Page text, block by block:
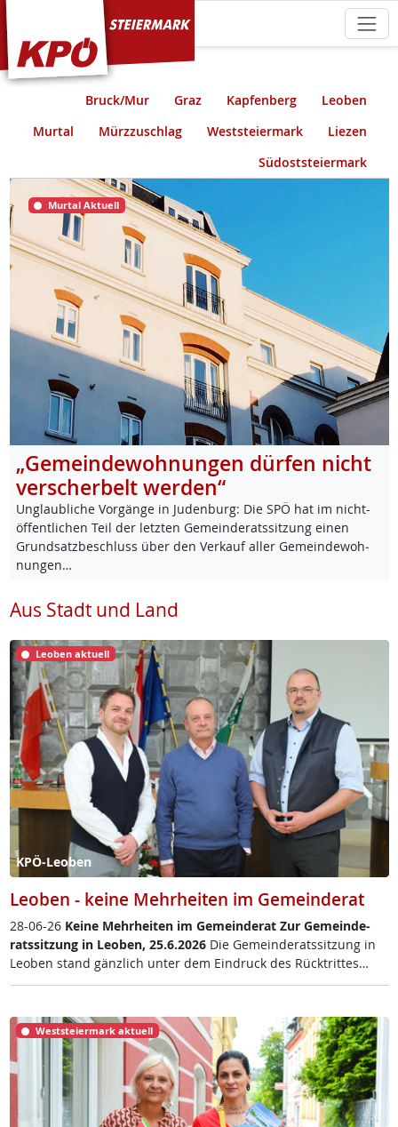
KPÖ Steiermark
Bruck/Mur Graz Kapfenberg
Leoben
Murtal
Mürzzuschlag Weststeiermark
Liezen
Südoststeiermark
Murtal Aktuell
„Gemeindewohnungen dürfen nicht
verscherbelt werden“
Un­glaub­li­che Vor­gän­ge in Ju­den­burg: Die SPÖ hat im nicht-
öf­f­ent­li­chen Teil der letz­ten Ge­mein­de­rats­sit­zung ei­nen
Grund­satz­be­schluss über den Ver­kauf al­ler Ge­mein­de­woh­
nun­gen…
Aus Stadt und Land
Leoben aktuell
KPÖ-Leoben
Leoben - keine Mehrheiten im Gemeinderat
28-06-26 Kei­ne Mehr­hei­ten im Ge­mein­de­rat Zur Ge­mein­de­
rats­sit­zung in Leo­ben, 25.6.2026Die Ge­mein­de­rats­sit­zung in
Leo­ben stand gänz­lich un­ter dem Ein­druck des Rück­trit­tes…
Weststeiermark aktuell